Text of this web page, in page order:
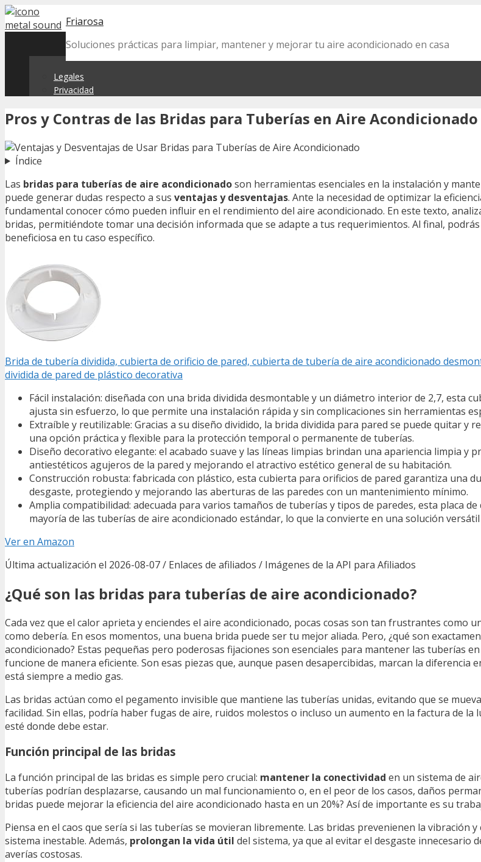
Skip
to
Friarosa
Soluciones prácticas para limpiar, mantener y mejorar tu aire acondicionado en casa
Legales
Privacidad
Pros y Contras de las Bridas para Tuberías en Aire Acondicionado
Índice
Las bridas para tuberías de aire acondicionadoson herramientas esenciales en la instalación y
puede generar dudas respecto a sus ventajas y desventajas. Ante la necesidad de optimizar la
fundamental conocer cómo pueden influir en el rendimiento del aire acondicionado. En este texto,
bridas, permitiéndote tomar una decisión informada que se adapte a tus requerimientos. Al final,
beneficiosa en tu caso específico.
Brida de tubería dividida, cubierta de orificio de pared, cubierta de tubería de aire acondicionado
dividida de pared de plástico decorativa
Fácil instalación: diseñada con una brida dividida desmontable y un diámetro interior de 2,7, esta
ajusta sin esfuerzo, lo que permite una instalación rápida y sin complicaciones sin herramientas
Extraíble y reutilizable: Gracias a su diseño dividido, la brida dividida para pared se puede quitar y
una opción práctica y flexible para la protección temporal o permanente de tuberías.
Diseño decorativo elegante: el acabado suave y las líneas limpias brindan una apariencia limpia y
antiestéticos agujeros de la pared y mejorando el atractivo estético general de su habitación.
Construcción robusta: fabricada con plástico, esta cubierta para orificios de pared garantiza una
desgaste, protegiendo y mejorando las aberturas de las paredes con un mantenimiento mínimo.
Amplia compatibilidad: adecuada para varios tamaños de tuberías y tipos de paredes, esta placa
mayoría de las tuberías de aire acondicionado estándar, lo que la convierte en una solución
Ver en Amazon
Última actualización el 2026-08-07 / Enlaces de afiliados / Imágenes de la API para Afiliados
¿Qué son las bridas para tuberías de aire acondicionado?
Cada vez que el calor aprieta y enciendes el aire acondicionado, pocas cosas son tan frustrantes como
como debería. En esos momentos, una buena brida puede ser tu mejor aliada. Pero, ¿qué son
acondicionado? Estas pequeñas pero poderosas fijaciones son esenciales para mantener las tuberías
funcione de manera eficiente. Son esas piezas que, aunque pasen desapercibidas, marcan la diferencia
está siempre a medio gas.
Las bridas actúan como el pegamento invisible que mantiene las tuberías unidas, evitando que se
facilidad. Sin ellas, podría haber fugas de aire, ruidos molestos o incluso un aumento en la factura de la
esté donde debe estar.
Función principal de las bridas
La función principal de las bridas es simple pero crucial: mantener la conectividad en un sistema de
tuberías podrían desplazarse, causando un mal funcionamiento o, en el peor de los casos, daños
bridas puede mejorar la eficiencia del aire acondicionado hasta en un 20%? Así de importante es su
Piensa en el caos que sería si las tuberías se movieran libremente. Las bridas prevenienen la vibración
sistema inestable. Además, prolongan la vida útil del sistema, ya que al evitar el desgaste innecesario
averías costosas.